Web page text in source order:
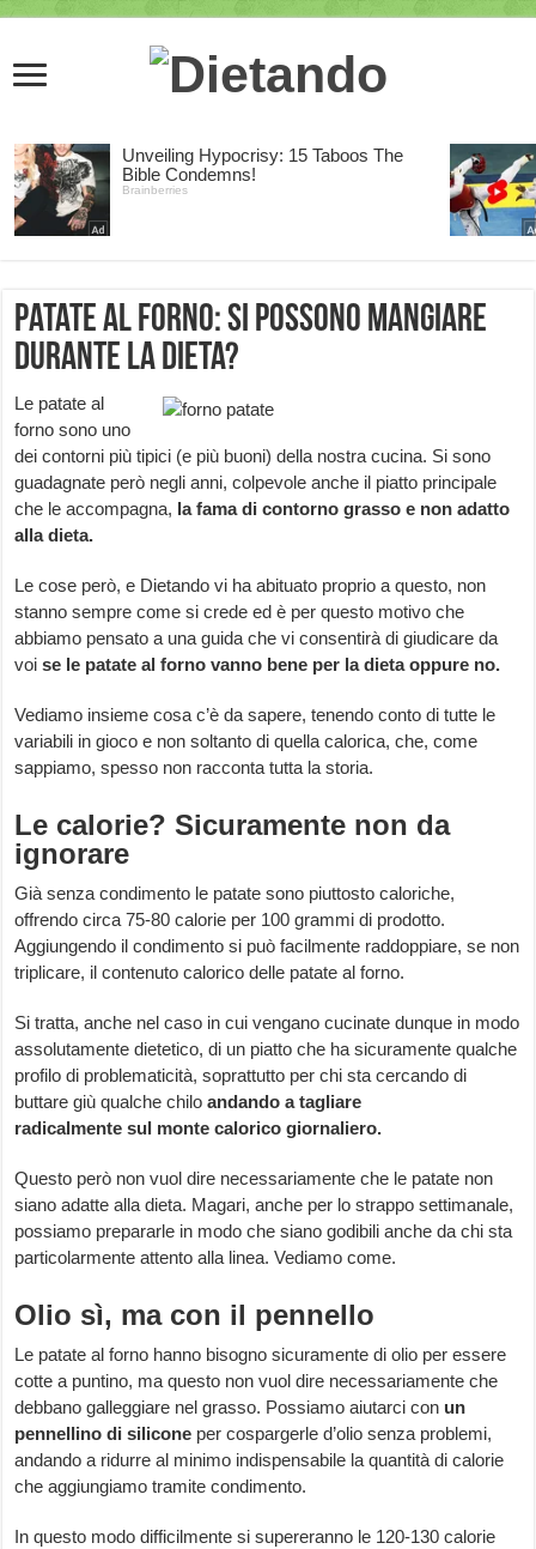
Patate al forno: si possono mangiare
durante la dieta?
Le patate al
forno sono uno
dei contorni più tipici (e più buoni) della nostra cucina. Si sono
guadagnate però negli anni, colpevole anche il piatto principale
che le accompagna, la fama di contorno grasso e non adatto
alla dieta.
Le cose però, e Dietando vi ha abituato proprio a questo, non
stanno sempre come si crede ed è per questo motivo che
abbiamo pensato a una guida che vi consentirà di giudicare da
voise le patate al forno vanno bene per la dieta oppure no.
Vediamo insieme cosa c’è da sapere, tenendo conto di tutte le
variabili in gioco e non soltanto di quella calorica, che, come
sappiamo, spesso non racconta tutta la storia.
Le calorie? Sicuramente non da
ignorare
Già senza condimento le patate sono piuttosto caloriche,
offrendo circa 75-80 calorie per 100 grammi di prodotto.
Aggiungendo il condimento si può facilmente raddoppiare, se non
triplicare, il contenuto calorico delle patate al forno.
Si tratta, anche nel caso in cui vengano cucinate dunque in modo
assolutamente dietetico, di un piatto che ha sicuramente qualche
profilo di problematicità, soprattutto per chi sta cercando di
buttare giù qualche chiloandando a tagliare
radicalmente sul monte calorico giornaliero.
Questo però non vuol dire necessariamente che le patate non
siano adatte alla dieta. Magari, anche per lo strappo settimanale,
possiamo prepararle in modo che siano godibili anche da chi sta
particolarmente attento alla linea. Vediamo come.
Olio sì, ma con il pennello
Le patate al forno hanno bisogno sicuramente di olio per essere
cotte a puntino, ma questo non vuol dire necessariamente che
debbano galleggiare nel grasso. Possiamo aiutarci con un
pennellino di silicone per cospargerle d’olio senza problemi,
andando a ridurre al minimo indispensabile la quantità di calorie
che aggiungiamo tramite condimento.
In questo modo difficilmente si supereranno le 120-130 calorie